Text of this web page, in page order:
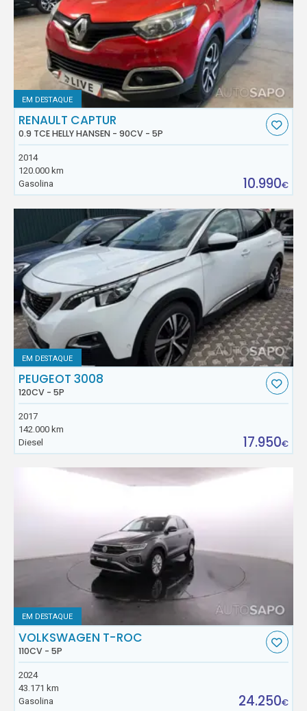
EM DESTAQUE
RENAULT CAPTUR
0.9 TCE HELLY HANSEN - 90CV - 5P
2014
120.000 km
Gasolina
10.990€
EM DESTAQUE
PEUGEOT 3008
120CV - 5P
2017
142.000 km
Diesel
17.950€
EM DESTAQUE
VOLKSWAGEN T-ROC
110CV - 5P
2024
43.171 km
Gasolina
24.250€